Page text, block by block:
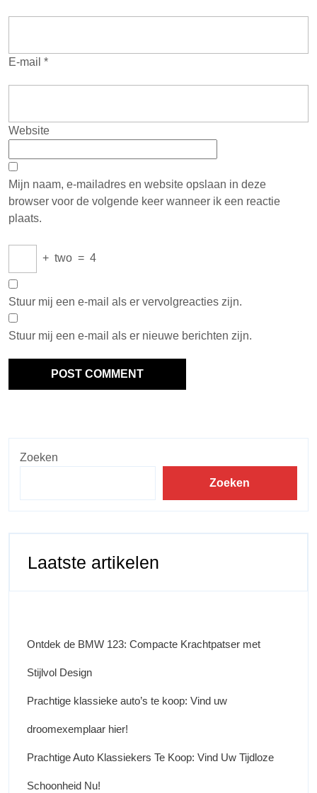
E-mail *
Website
Mijn naam, e-mailadres en website opslaan in deze
browser voor de volgende keer wanneer ik een reactie
plaats.
+ two = 4
Stuur mij een e-mail als er vervolgreacties zijn.
Stuur mij een e-mail als er nieuwe berichten zijn.
Zoeken
Zoeken
Laatste artikelen
Ontdek de BMW 123: Compacte Krachtpatser met
Stijlvol Design
Prachtige klassieke auto’s te koop: Vind uw
droomexemplaar hier!
Prachtige Auto Klassiekers Te Koop: Vind Uw Tijdloze
Schoonheid Nu!